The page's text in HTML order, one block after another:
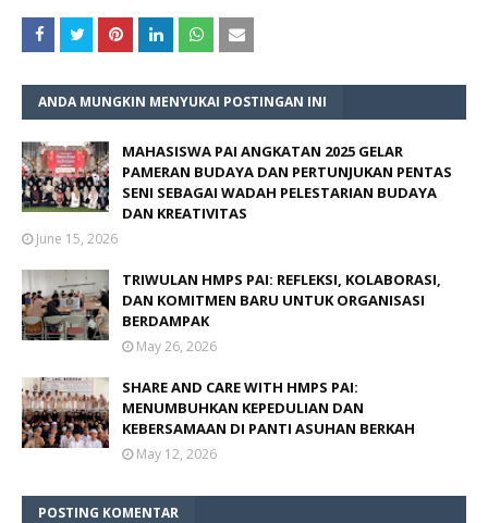
ANDA MUNGKIN MENYUKAI POSTINGAN INI
MAHASISWA PAI ANGKATAN 2025 GELAR
PAMERAN BUDAYA DAN PERTUNJUKAN PENTAS
SENI SEBAGAI WADAH PELESTARIAN BUDAYA
DAN KREATIVITAS
June 15, 2026
TRIWULAN HMPS PAI: REFLEKSI, KOLABORASI,
DAN KOMITMEN BARU UNTUK ORGANISASI
BERDAMPAK
May 26, 2026
SHARE AND CARE WITH HMPS PAI:
MENUMBUHKAN KEPEDULIAN DAN
KEBERSAMAAN DI PANTI ASUHAN BERKAH
May 12, 2026
POSTING KOMENTAR